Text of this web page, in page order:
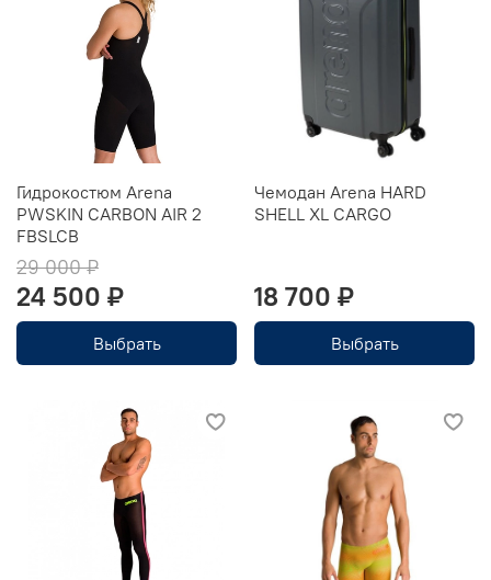
Гидрокостюм Arena
PWSKIN CARBON AIR 2
FBSLCB
29 000 ₽
24 500 ₽
Выбрать
Чемодан Arena HARD
SHELL XL CARGO
18 700 ₽
Выбрать